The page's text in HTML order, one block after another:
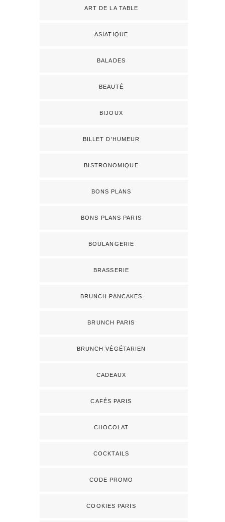
ART DE LA TABLE
ASIATIQUE
BALADES
BEAUTÉ
BIJOUX
BILLET D'HUMEUR
BISTRONOMIQUE
BONS PLANS
BONS PLANS PARIS
BOULANGERIE
BRASSERIE
BRUNCH PANCAKES
BRUNCH PARIS
BRUNCH VÉGÉTARIEN
CADEAUX
CAFÉS PARIS
CHOCOLAT
COCKTAILS
CODE PROMO
COOKIES PARIS